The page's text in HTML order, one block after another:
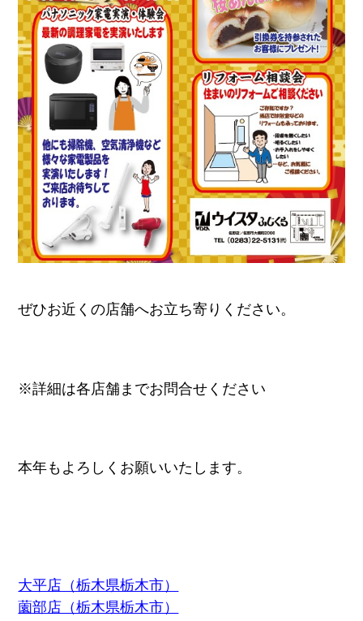
ぜひお近くの店舗へお立ち寄りください。
※詳細は各店舗までお問合せください
本年もよろしくお願いいたします。
大平店（栃木県栃木市）
薗部店（栃木県栃木市）